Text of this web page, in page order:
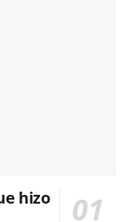
hizo